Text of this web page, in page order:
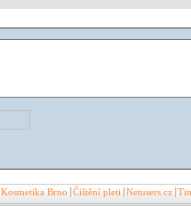
Kosmetika Brno Čištění pleti Netusers.cz